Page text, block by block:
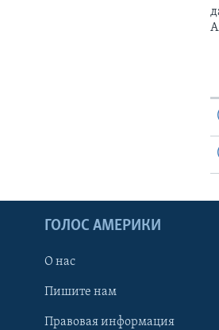
ГОЛОС АМЕРИКИ
О нас
Пишите нам
Правовая информация